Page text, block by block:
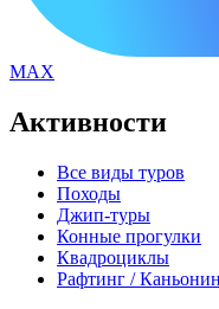
MAX
Активности
Все виды туров
Походы
Джип-туры
Конные прогулки
Квадроциклы
Рафтинг /